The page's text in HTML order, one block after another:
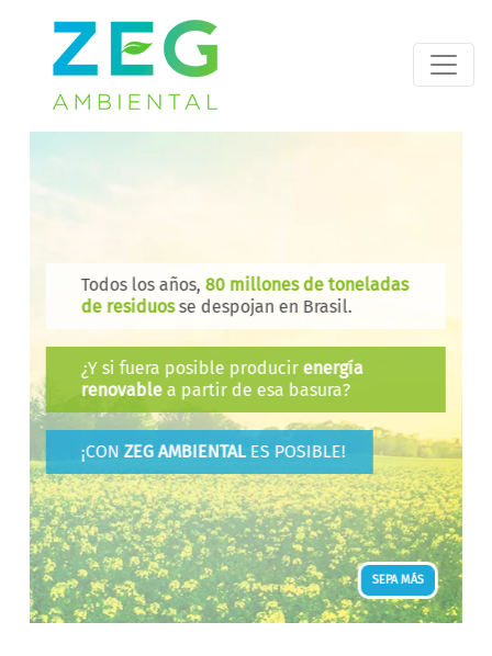
Todos los años, 80 millones de toneladas
de residuosse despojan en Brasil.
¿Y si fuera posible producir energía
renovablea partir de esa basura?
¡CONZEG AMBIENTALES POSIBLE!
SEPA MÁS